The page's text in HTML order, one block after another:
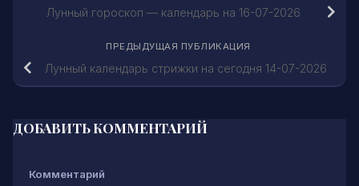
Лунный гороскоп — календарь на 16-07-2026
ПРЕДЫДУЩАЯ ПУБЛИКАЦИЯ
Лунный календарь стрижки на сегодня 14-07-2026
ДОБАВИТЬ КОММЕНТАРИЙ
Комментарий